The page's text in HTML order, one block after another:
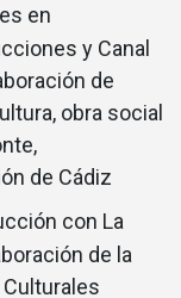
en
y Canal
de
obra social
de Cádiz
con La
de la